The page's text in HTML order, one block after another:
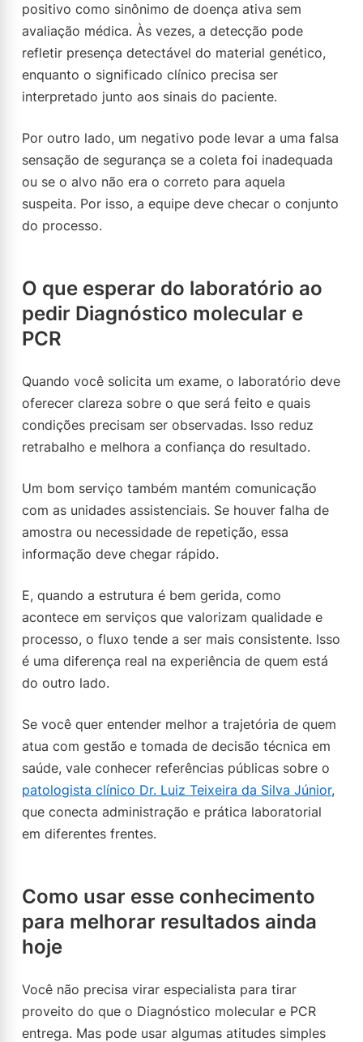
positivo como sinônimo de doença ativa sem
avaliação médica. Às vezes, a detecção pode
refletir presença detectável do material genético,
enquanto o significado clínico precisa ser
interpretado junto aos sinais do paciente.
Por outro lado, um negativo pode levar a uma falsa
sensação de segurança se a coleta foi inadequada
ou se o alvo não era o correto para aquela
suspeita. Por isso, a equipe deve checar o conjunto
do processo.
O que esperar do laboratório ao
pedir Diagnóstico molecular e
PCR
Quando você solicita um exame, o laboratório deve
oferecer clareza sobre o que será feito e quais
condições precisam ser observadas. Isso reduz
retrabalho e melhora a confiança do resultado.
Um bom serviço também mantém comunicação
com as unidades assistenciais. Se houver falha de
amostra ou necessidade de repetição, essa
informação deve chegar rápido.
E, quando a estrutura é bem gerida, como
acontece em serviços que valorizam qualidade e
processo, o fluxo tende a ser mais consistente. Isso
é uma diferença real na experiência de quem está
do outro lado.
Se você quer entender melhor a trajetória de quem
atua com gestão e tomada de decisão técnica em
saúde, vale conhecer referências públicas sobre o
patologista clínico Dr. Luiz Teixeira da Silva Júnior,
que conecta administração e prática laboratorial
em diferentes frentes.
Como usar esse conhecimento
para melhorar resultados ainda
hoje
Você não precisa virar especialista para tirar
proveito do que o Diagnóstico molecular e PCR
entrega. Mas pode usar algumas atitudes simples